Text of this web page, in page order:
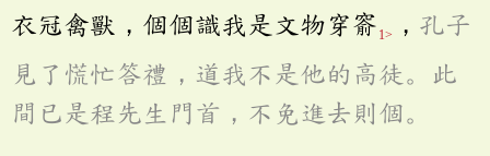
衣冠禽獸，個個識我是文物穿窬 1> ， 孔子
見了慌忙答禮，道我不是他的高徒。此
間已是程先生門首，不免進去則個。